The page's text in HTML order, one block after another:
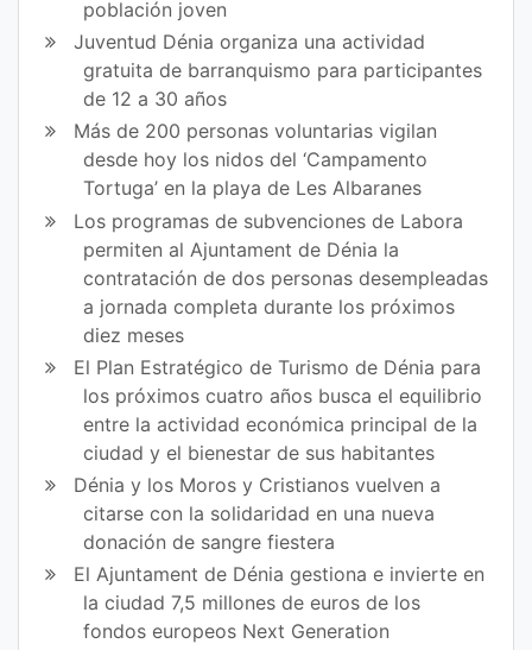
ce
bo
ok
itt
er
población joven
Juventud Dénia organiza una actividad
gratuita de barranquismo para participantes
de 12 a 30 años
Más de 200 personas voluntarias vigilan
desde hoy los nidos del ‘Campamento
Tortuga’ en la playa de Les Albaranes
Los programas de subvenciones de Labora
permiten al Ajuntament de Dénia la
contratación de dos personas desempleadas
a jornada completa durante los próximos
diez meses
El Plan Estratégico de Turismo de Dénia para
los próximos cuatro años busca el equilibrio
entre la actividad económica principal de la
ciudad y el bienestar de sus habitantes
Dénia y los Moros y Cristianos vuelven a
citarse con la solidaridad en una nueva
donación de sangre fiestera
El Ajuntament de Dénia gestiona e invierte en
la ciudad 7,5 millones de euros de los
fondos europeos Next Generation